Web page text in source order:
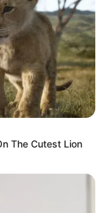
HÜQUQ
The Cutest Lion